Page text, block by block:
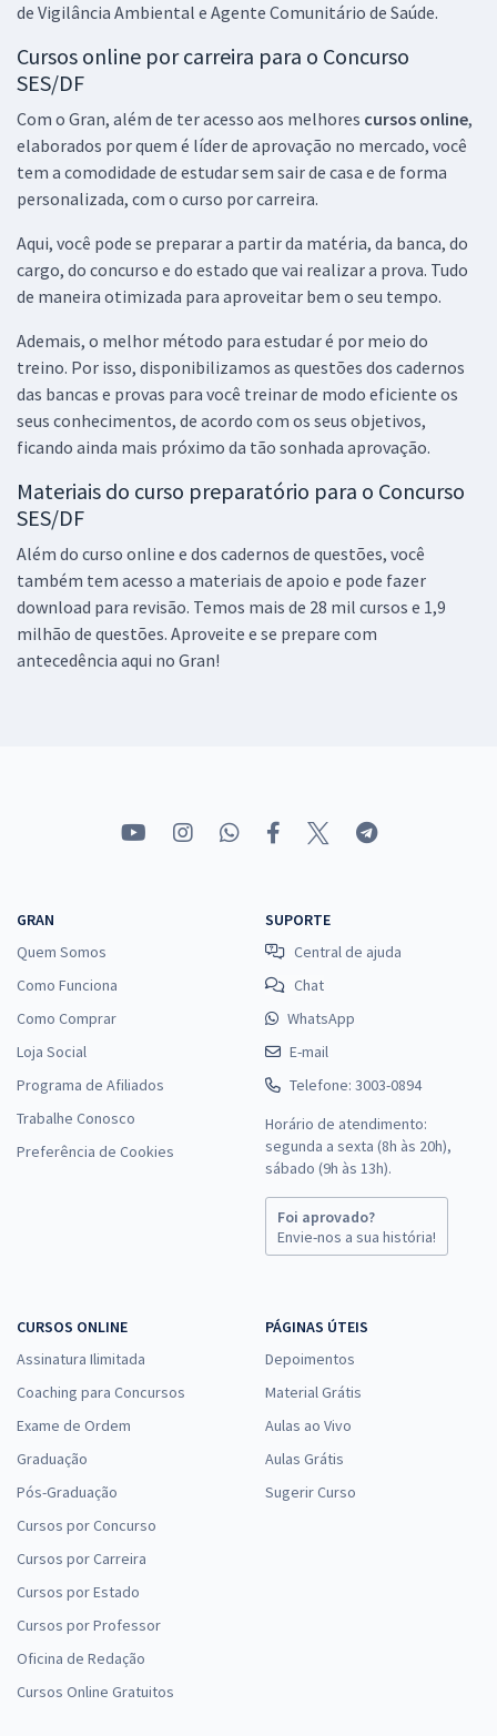
de Vigilância Ambiental e Agente Comunitário de Saúde.
Cursos online por carreira para o Concurso
SES/DF
Com o Gran, além de ter acesso aos melhores cursos online,
elaborados por quem é líder de aprovação no mercado, você
tem a comodidade de estudar sem sair de casa e de forma
personalizada, com o curso por carreira.
Aqui, você pode se preparar a partir da matéria, da banca, do
cargo, do concurso e do estado que vai realizar a prova. Tudo
de maneira otimizada para aproveitar bem o seu tempo.
Ademais, o melhor método para estudar é por meio do
treino. Por isso, disponibilizamos as questões dos cadernos
das bancas e provas para você treinar de modo eficiente os
seus conhecimentos, de acordo com os seus objetivos,
ficando ainda mais próximo da tão sonhada aprovação.
Materiais do curso preparatório para o Concurso
SES/DF
Além do curso online e dos cadernos de questões, você
também tem acesso a materiais de apoio e pode fazer
download para revisão. Temos mais de 28 mil cursos e 1,9
milhão de questões. Aproveite e se prepare com
antecedência aqui no Gran!
GRAN
Quem Somos
Como Funciona
Como Comprar
Loja Social
Programa de Afiliados
Trabalhe Conosco
Preferência de Cookies
SUPORTE
Central de ajuda
Chat
WhatsApp
E-mail
Telefone: 3003-0894
Horário de atendimento:
segunda a sexta (8h às 20h),
sábado (9h às 13h).
Foi aprovado?
Envie-nos a sua história!
CURSOS ONLINE
Assinatura Ilimitada
Coaching para Concursos
Exame de Ordem
Graduação
Pós-Graduação
Cursos por Concurso
Cursos por Carreira
Cursos por Estado
Cursos por Professor
Oficina de Redação
Cursos Online Gratuitos
PÁGINAS ÚTEIS
Depoimentos
Material Grátis
Aulas ao Vivo
Aulas Grátis
Sugerir Curso